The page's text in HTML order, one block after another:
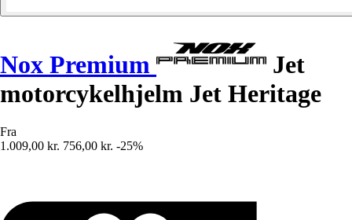
Nox Premium
Jet
motorcykelhjelm Jet Heritage
Fra
1.009,00 kr. 756,00 kr. -25%